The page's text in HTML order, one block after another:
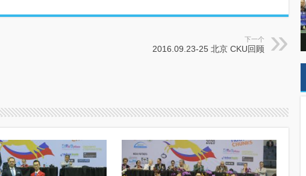
下一个
2016.09.23-25 北京 CKU回顾